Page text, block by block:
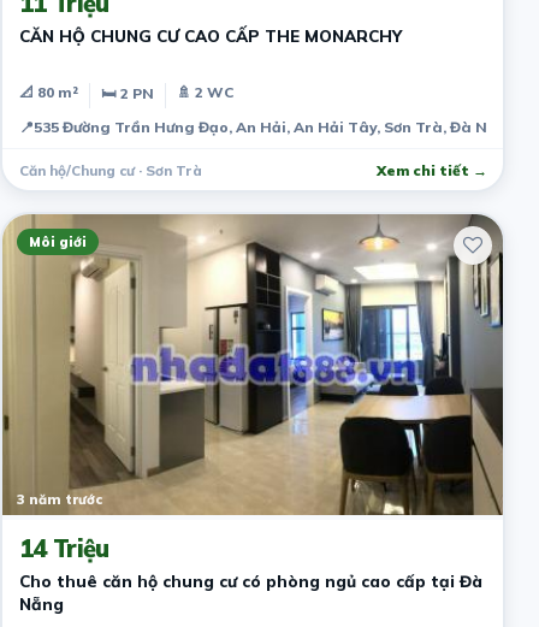
CĂN HỘ CHUNG CƯ CAO CẤP THE MONARCHY
📐 80 m² 🛏 2 PN
🚿 2 WC
📍535 Đường Trần Hưng Đạo, An Hải, An Hải Tây, Sơn Trà, Đà Nẵng,
Căn hộ/Chung cư · Sơn Trà Xem chi tiết →
Môi giới
3 năm trước
14 Triệu
Cho thuê căn hộ chung cư có phòng ngủ cao cấp tại Đà
Nẵng